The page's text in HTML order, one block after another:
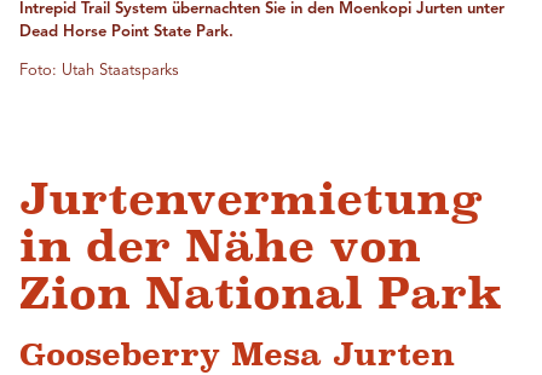
Intrepid Trail System übernachten Sie in den Moenkopi Jurten unter
Dead Horse Point State Park.
Foto: Utah Staatsparks
Jurtenvermietung
in der Nähe von
Zion National Park
Gooseberry Mesa Jurten